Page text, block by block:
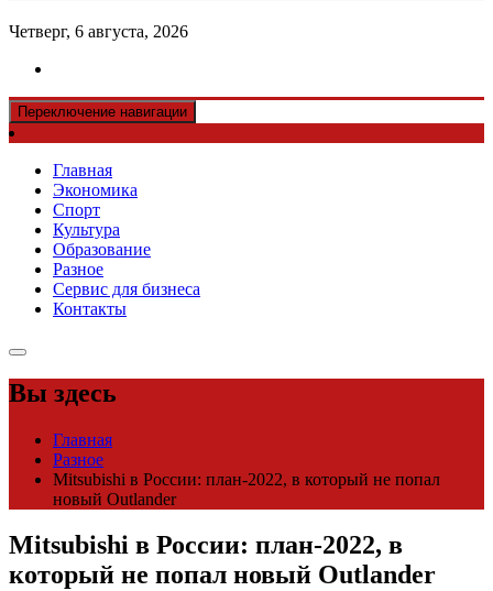
Четверг, 6 августа, 2026
Переключение навигации
Главная
Экономика
Спорт
Культура
Образование
Разное
Сервис для бизнеса
Контакты
Вы здесь
Главная
Разное
Mitsubishi в России: план-2022, в который не попал
новый Outlander
Mitsubishi в России: план-2022, в
который не попал новый Outlander